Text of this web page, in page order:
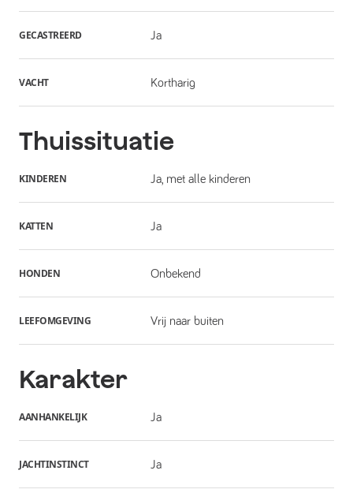
GECASTREERD Ja
VACHT Kortharig
Thuissituatie
KINDEREN Ja, met alle kinderen
KATTEN Ja
HONDEN Onbekend
LEEFOMGEVING Vrij naar buiten
Karakter
AANHANKELIJK Ja
JACHTINSTINCT Ja